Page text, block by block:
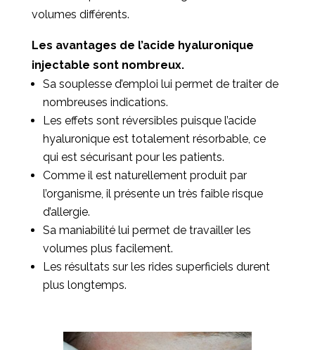
volumes différents.
Les avantages de l’acide hyaluronique
injectable sont nombreux.
Sa souplesse d’emploi lui permet de traiter de
nombreuses indications.
Les effets sont réversibles puisque l’acide
hyaluronique est totalement résorbable, ce
qui est sécurisant pour les patients.
Comme il est naturellement produit par
l’organisme, il présente un très faible risque
d’allergie.
Sa maniabilité lui permet de travailler les
volumes plus facilement.
Les résultats sur les rides superficiels durent
plus longtemps.